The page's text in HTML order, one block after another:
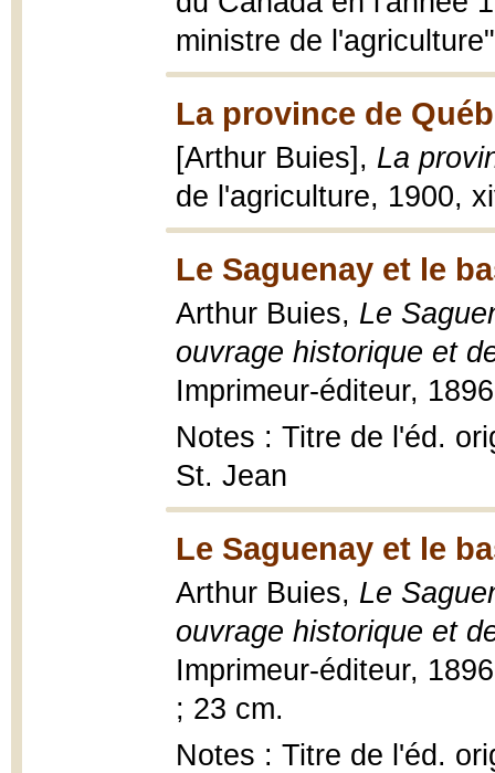
ministre de
La province de
[Arthur Buies], La
de l'agriculture, 1900,
Le Saguenay et le
Arthur Buies, Le
ouvrage historique et
Imprimeur-éditeur,
Notes : Titre de l'éd.
St. Jean
Le Saguenay et le
Arthur Buies, Le
ouvrage historique et
Imprimeur-éditeur,
; 23 cm.
Notes : Titre de l'éd.